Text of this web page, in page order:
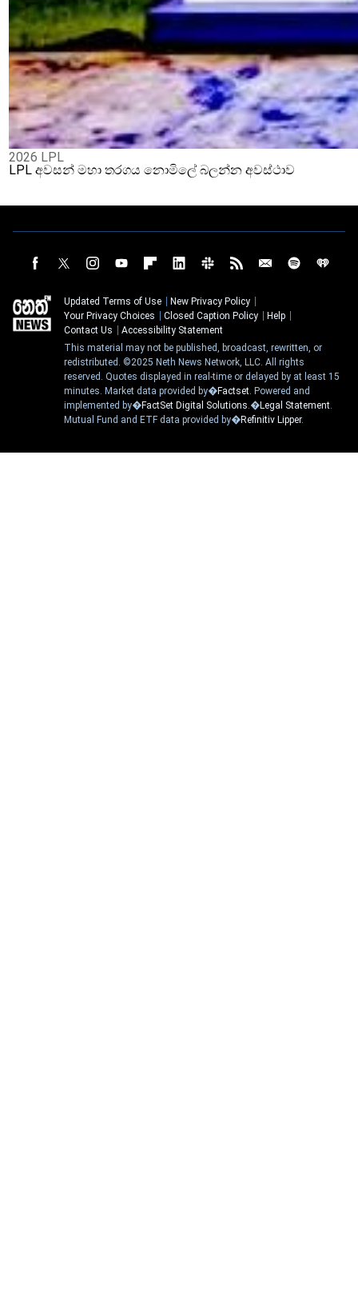
2026 LPL
LPL අවසන් මහා තරගය නොමිලේ බලන්න අවස්ථාව
Updated Terms of Use
New Privacy Policy
Your Privacy Choices
Closed Caption Policy
Help
Contact Us
Accessibility Statement
This material may not be published, broadcast, rewritten, or
redistributed. ©2025 Neth News Network, LLC. All rights
reserved. Quotes displayed in real-time or delayed by at least 15
minutes. Market data provided by�Factset. Powered and
implemented by�FactSet Digital Solutions.�Legal Statement.
Mutual Fund and ETF data provided by�Refinitiv Lipper.